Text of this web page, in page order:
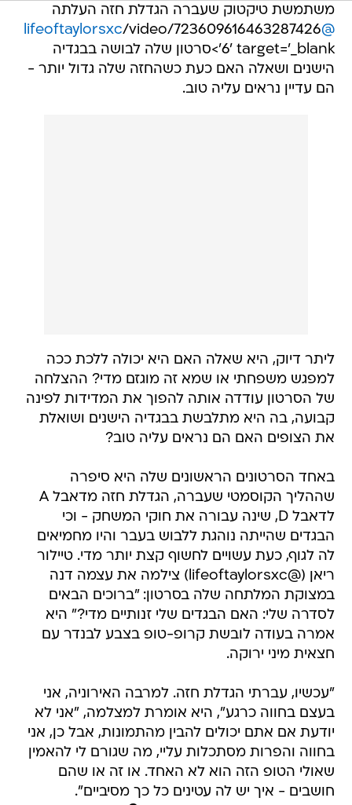
משתמשת טיקטוק שעברה הגדלת חזה העלתה
@lifeoftaylorsxc
/video/723609616463287426
6' target='_blank'>סרטון שלה לבושה בבגדיה
הישנים ושאלה האם כעת כשהחזה שלה גדול יותר -
הם עדיין נראים עליה טוב.
ליתר דיוק, היא שאלה האם היא יכולה ללכת ככה
למפגש משפחתי או שמא זה מוגזם מדי? ההצלחה
של הסרטון עודדה אותה להפוך את המדידות לפינה
קבועה, בה היא מתלבשת בבגדיה הישנים ושואלת
את הצופים האם הם נראים עליה טוב?
באחד הסרטונים הראשונים שלה היא סיפרה
שההליך הקוסמטי שעברה, הגדלת חזה מדאבל A
לדאבל D, שינה עבורה את חוקי המשחק - וכי
הבגדים שהייתה נוהגת ללבוש בעבר והיו מחמיאים
לה לגוף, כעת עשויים לחשוף קצת יותר מדי. טיילור
ריאן (@lifeoftaylorsxc) צילמה את עצמה דנה
במצוקת המלתחה שלה בסרטון: "ברוכים הבאים
לסדרה שלי: האם הבגדים שלי זנותיים מדי?" היא
אמרה בעודה לובשת קרופ-טופ בצבע לבנדר עם
חצאית מיני ירוקה.
"עכשיו, עברתי הגדלת חזה. למרבה האירוניה, אני
בעצם בחווה כרגע", היא אומרת למצלמה, "אני לא
יודעת אם אתם יכולים להבין מהתמונות, אבל כן, אני
בחווה והפרות מסתכלות עליי, מה שגורם לי להאמין
שאולי הטופ הזה הוא לא האחד. או זה או שהם
חושבים - איך יש לה עטינים כל כך מסיביים".